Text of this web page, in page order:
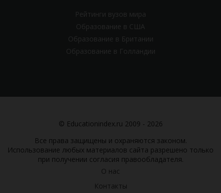
Рейтинги вузов мира
Образование в США
Образование в Британии
Образование в Голландии
© Educationindex.ru 2009 - 2026
Все права защищены и охраняются законом.
Использование любых материалов сайта разрешено только
при получении согласия правообладателя.
О нас
Контакты